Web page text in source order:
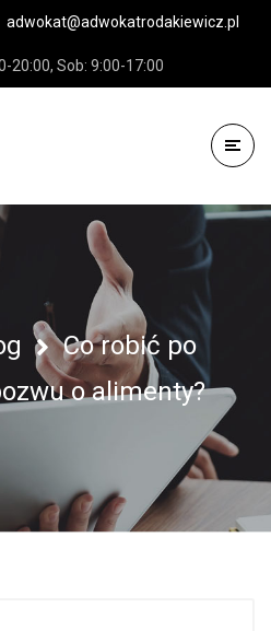
adwokat@adwokatrodakiewicz.pl
20:00, Sob: 9:00-17:00
Co robić po
o alimenty?